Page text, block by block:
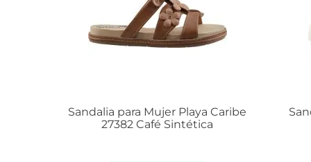
Sandalia para Mujer Playa Caribe
27382 Café Sintética